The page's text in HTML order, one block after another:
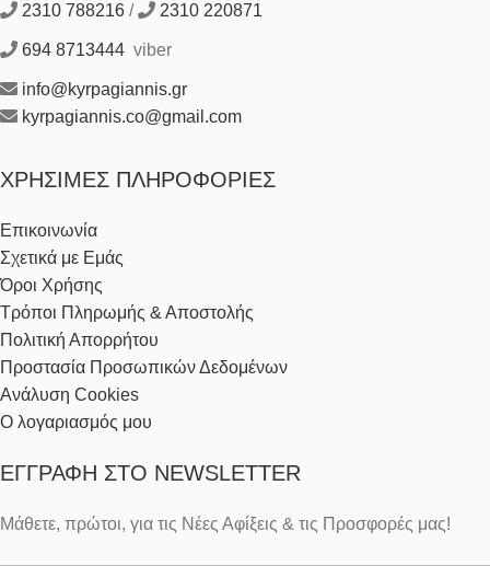
2310 788216 / 2310 220871
694 8713444 viber
info@kyrpagiannis.gr
kyrpagiannis.co@gmail.com
ΧΡΉΣΙΜΕΣ ΠΛΗΡΟΦΟΡΊΕΣ
Επικοινωνία
Σχετικά με Εμάς
Όροι Χρήσης
Τρόποι Πληρωμής & Αποστολής
Πολιτική Απορρήτου
Προστασία Προσωπικών Δεδομένων
Ανάλυση Cookies
Ο λογαριασμός μου
ΕΓΓΡΑΦΉ ΣΤΟ NEWSLETTER
Μάθετε, πρώτοι, για τις Νέες Αφίξεις & τις Προσφορές μας!